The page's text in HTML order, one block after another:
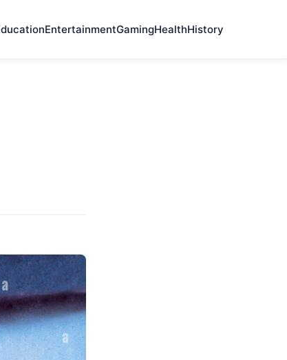
EntertainmentGamingHealthHistory